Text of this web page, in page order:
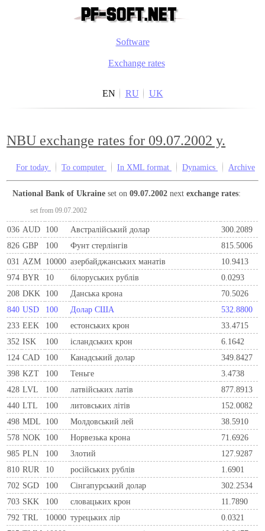
Software
Exchange rates
EN RU UK
NBU exchange rates for 09.07.2002 y.
For today To computer In XML format Dynamics Archive
National Bank of Ukraine set on09.07.2002 nextexchange rates:
set from 09.07.2002
036 AUD 100 Австралійський долар
300.2089
826 GBP 100 Фунт стерлінгів
815.5006
031 AZM 10000 азербайджанських манатів
10.9413
974 BYR 10 білоруських рублів
0.0293
208 DKK 100 Данська крона
70.5026
840 USD 100 Долар США
532.8800
233 EEK 100 естонських крон
33.4715
352 ISK 100 ісландських крон
6.1642
124 CAD 100 Канадський долар
349.8427
398 KZT 100 Теньге
3.4738
428 LVL 100 латвійських латів
877.8913
440 LTL 100 литовських літів
152.0082
498 MDL 100 Молдовський лей
38.5910
578 NOK 100 Норвезька крона
71.6926
985 PLN 100 Злотий
127.9287
810 RUR 10 росiйських рублiв
1.6901
702 SGD 100 Сінгапурський долар
302.2534
703 SKK 100 словацьких крон
11.7890
792 TRL 10000 турецьких лір
0.0321